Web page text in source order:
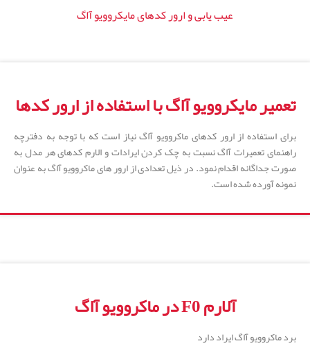
عیب یابی و ارور کدهای مایکروویو آاگ
تعمیر مایکروویو آاگ با استفاده از ارور کدها
برای استفاده از ارور کدهای ماکروویو آاگ نیاز است که با توجه به دفترچه
راهنمای تعمیرات آاگ نسبت به چک کردن ایرادات و الارم کدهای هر مدل به
صورت جداگانه اقدام نمود. در ذیل تعدادی از ارور های ماکروویو آاگ به عنوان
نمونه آورده شده است.
آلارم F0 در ماکروویو آاگ
برد ماکروویو آاگ ایراد دارد